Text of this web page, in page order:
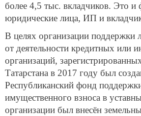
более 4,5 тыс. вкладчиков. Это и
юридические лица, ИП и
В целях организации поддержки
от деятельности кредитных или
организаций,
Татарстана в 2017 году был
Республиканский фонд
имущественного взноса в
организации был внесён